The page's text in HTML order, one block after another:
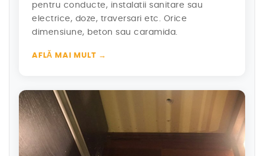
pentru conducte, instalatii sanitare sau
electrice, doze, traversari etc. Orice
dimensiune, beton sau caramida.
AFLĂ MAI MULT →